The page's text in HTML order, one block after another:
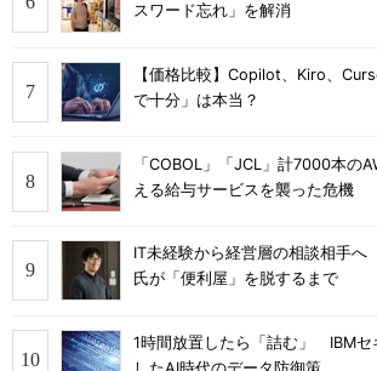
スワード忘れ」を解消
【価格比較】Copilot、Kiro、
で十分」は本当？
「COBOL」「JCL」計7000本
える給与サービスを襲った危機
IT未経験から経営層の相談相手
氏が「便利屋」を脱するまで
1時間放置したら「詰む」 IBMセ